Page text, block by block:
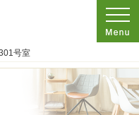
号室
ォームを手がける工務店なら当社
店【オハナリホーム】へ！